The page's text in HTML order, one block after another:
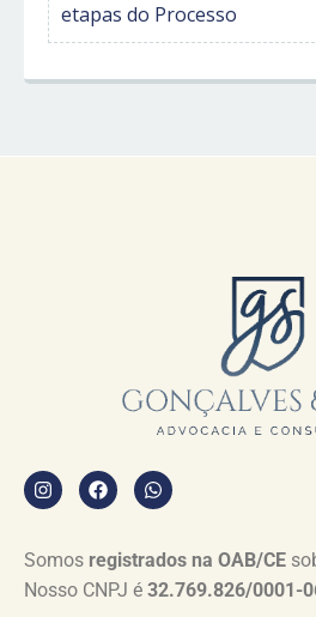
etapas do Processo
Somos registrados na OAB/CE
Nosso CNPJ é 32.769.826/0001-